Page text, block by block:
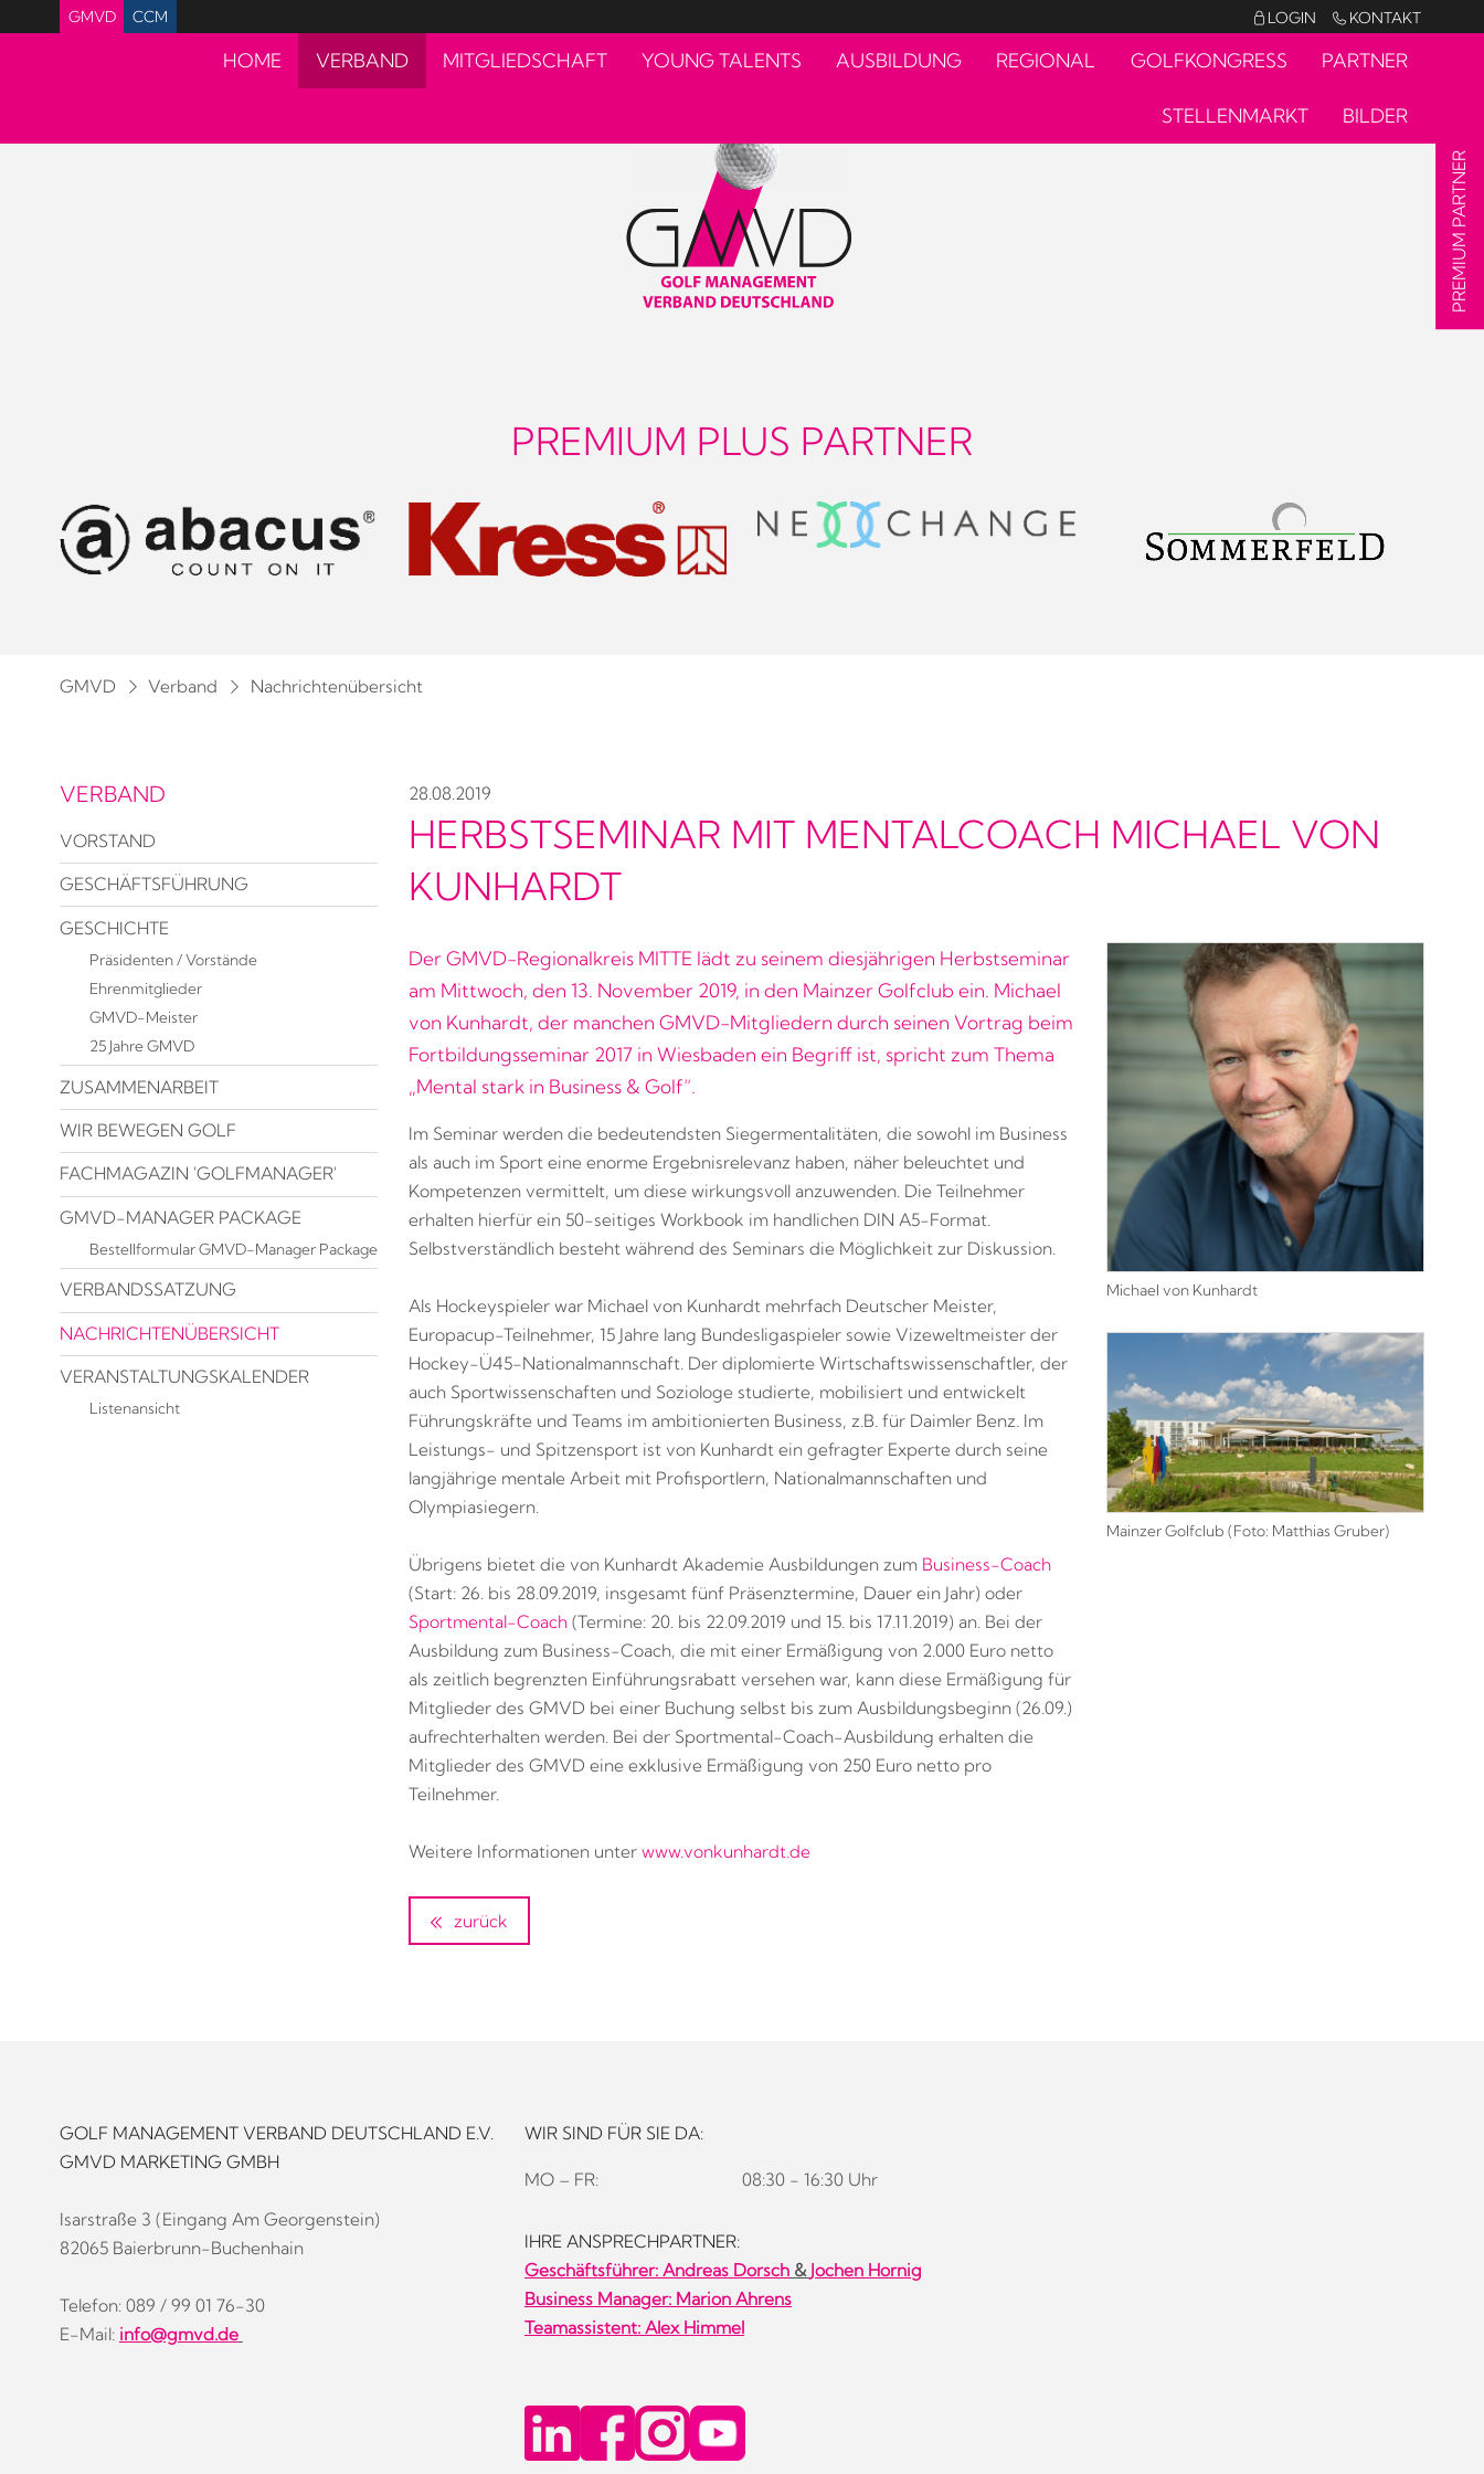
GMVD CCM  LOGIN  KONTAKT
HOME VERBAND MITGLIEDSCHAFT YOUNG TALENTS AUSBILDUNG REGIONAL GOLFKONGRESS PARTNER
STELLENMARKT BILDER
PREMIUM PLUS PARTNER
GMVD Verband Nachrichtenübersicht
28.08.2019
HERBSTSEMINAR MIT MENTALCOACH MICHAEL VON
KUNHARDT
Der GMVD-Regionalkreis MITTE lädt zu seinem diesjährigen Herbstseminar
am Mittwoch, den 13. November 2019, in den Mainzer Golfclub ein. Michael
von Kunhardt, der manchen GMVD-Mitgliedern durch seinen Vortrag beim
Fortbildungsseminar 2017 in Wiesbaden ein Begriff ist, spricht zum Thema
„Mental stark in Business & Golf“.
Im Seminar werden die bedeutendsten Siegermentalitäten, die sowohl im Business
als auch im Sport eine enorme Ergebnisrelevanz haben, näher beleuchtet und
Kompetenzen vermittelt, um diese wirkungsvoll anzuwenden. Die Teilnehmer
erhalten hierfür ein 50-seitiges Workbook im handlichen DIN A5-Format.
Selbstverständlich besteht während des Seminars die Möglichkeit zur Diskussion.
Als Hockeyspieler war Michael von Kunhardt mehrfach Deutscher Meister,
Europacup-Teilnehmer, 15 Jahre lang Bundesligaspieler sowie Vizeweltmeister der
Hockey-Ü45-Nationalmannschaft. Der diplomierte Wirtschaftswissenschaftler, der
auch Sportwissenschaften und Soziologe studierte, mobilisiert und entwickelt
Führungskräfte und Teams im ambitionierten Business, z.B. für Daimler Benz. Im
Leistungs- und Spitzensport ist von Kunhardt ein gefragter Experte durch seine
langjährige mentale Arbeit mit Profisportlern, Nationalmannschaften und
Olympiasiegern.
Übrigens bietet die von Kunhardt Akademie Ausbildungen zum Business-Coach
(Start: 26. bis 28.09.2019, insgesamt fünf Präsenztermine, Dauer ein Jahr) oder
Sportmental-Coach(Termine: 20. bis 22.09.2019 und 15. bis 17.11.2019) an. Bei der
Ausbildung zum Business-Coach, die mit einer Ermäßigung von 2.000 Euro netto
als zeitlich begrenzten Einführungsrabatt versehen war, kann diese Ermäßigung für
Mitglieder des GMVD bei einer Buchung selbst bis zum Ausbildungsbeginn (26.09.)
aufrechterhalten werden. Bei der Sportmental-Coach-Ausbildung erhalten die
Mitglieder des GMVD eine exklusive Ermäßigung von 250 Euro netto pro
Teilnehmer.
Weitere Informationen unter www.vonkunhardt.de
Michael von Kunhardt
Mainzer Golfclub (Foto: Matthias Gruber)
zurück
VERBAND
VORSTAND
GESCHÄFTSFÜHRUNG
GESCHICHTE
Präsidenten / Vorstände
Ehrenmitglieder
GMVD-Meister
25 Jahre GMVD
ZUSAMMENARBEIT
WIR BEWEGEN GOLF
FACHMAGAZIN 'GOLFMANAGER'
GMVD-MANAGER PACKAGE
Bestellformular GMVD-Manager Package
VERBANDSSATZUNG
NACHRICHTENÜBERSICHT
VERANSTALTUNGSKALENDER
Listenansicht
PREMIUM PARTNER
GOLF MANAGEMENT VERBAND DEUTSCHLAND E.V.
GMVD MARKETING GMBH
Isarstraße 3 (Eingang Am Georgenstein)
82065 Baierbrunn-Buchenhain
Telefon: 089 / 99 01 76-30
E-Mail: info@gmvd.de
WIR SIND FÜR SIE DA:
MO – FR: 08:30 - 16:30 Uhr
IHRE ANSPRECHPARTNER:
Geschäftsführer: Andreas Dorsch & Jochen Hornig
Business Manager: Marion Ahrens
Teamassistent: Alex Himmel